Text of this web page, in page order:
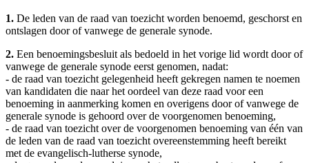
1. De leden van de raad van toezicht worden benoemd, geschorst en
ontslagen door of vanwege de generale synode.
2. Een benoemingsbesluit als bedoeld in het vorige lid wordt door of
vanwege de generale synode eerst genomen, nadat:
- de raad van toezicht gelegenheid heeft gekregen namen te noemen
van kandidaten die naar het oordeel van deze raad voor een
benoeming in aanmerking komen en overigens door of vanwege de
generale synode is gehoord over de voorgenomen benoeming,
- de raad van toezicht over de voorgenomen benoeming van één van
de leden van de raad van toezicht overeenstemming heeft bereikt
met de evangelisch-lutherse synode,